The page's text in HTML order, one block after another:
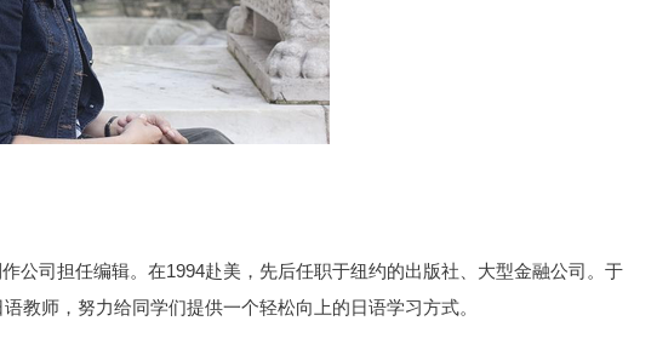
公司担任编辑。在1994赴美，先后任职于纽约的出版社、大型金融公司。于
教师，努力给同学们提供一个轻松向上的日语学习方式。